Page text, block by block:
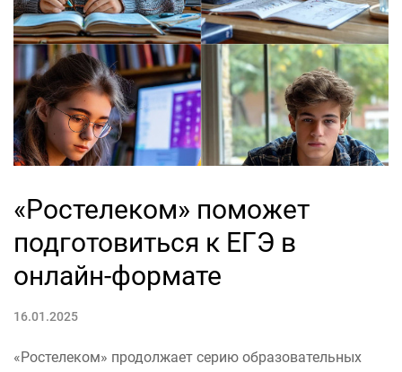
«Ростелеком» поможет
подготовиться к ЕГЭ в
онлайн-формате
16.01.2025
«Ростелеком» продолжает серию образовательных